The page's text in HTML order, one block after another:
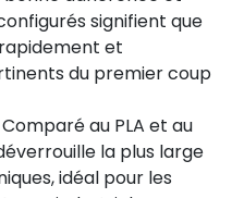
signifient que
et
du premier coup
Comparé au PLA et au
la plus large
idéal pour les